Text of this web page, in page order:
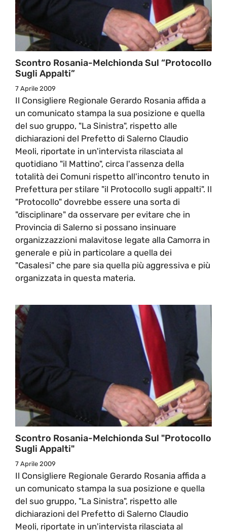
Scontro Rosania-Melchionda Sul “Protocollo
Sugli Appalti”
7 Aprile 2009
Il Consigliere Regionale Gerardo Rosania affida a
un comunicato stampa la sua posizione e quella
del suo gruppo, "La Sinistra", rispetto alle
dichiarazioni del Prefetto di Salerno Claudio
Meoli, riportate in un'intervista rilasciata al
quotidiano "il Mattino", circa l'assenza della
totalità dei Comuni rispetto all'incontro tenuto in
Prefettura per stilare "il Protocollo sugli appalti". Il
"Protocollo" dovrebbe essere una sorta di
"disciplinare" da osservare per evitare che in
Provincia di Salerno si possano insinuare
organizzazzioni malavitose legate alla Camorra in
generale e più in particolare a quella dei
"Casalesi" che pare sia quella più aggressiva e più
organizzata in questa materia.
Scontro Rosania-Melchionda Sul "Protocollo
Sugli Appalti"
7 Aprile 2009
Il Consigliere Regionale Gerardo Rosania affida a
un comunicato stampa la sua posizione e quella
del suo gruppo, "La Sinistra", rispetto alle
dichiarazioni del Prefetto di Salerno Claudio
Meoli, riportate in un'intervista rilasciata al